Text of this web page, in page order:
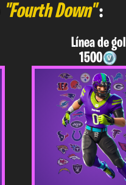
"Fourth Down":
Línea de gol
1500